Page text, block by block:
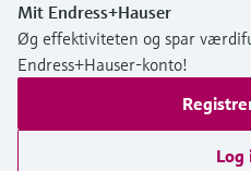
Mit Endress+Hauser
Øg effektiviteten og spar
Endress+Hauser-konto!
Log